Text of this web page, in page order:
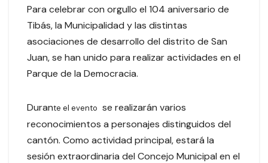
Para celebrar con orgullo el 104 aniversario de
Tibás, la Municipalidad y las distintas
asociaciones de desarrollo del distrito de San
Juan, se han unido para realizar actividades en el
Parque de la Democracia.
Durante el evento se realizarán varios
reconocimientos a personajes distinguidos del
cantón. Como actividad principal, estará la
sesión extraordinaria del Concejo Municipal en el